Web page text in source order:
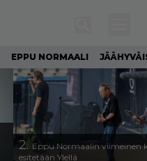
EPPU NORMAALI
2. Eppu Normaalin viimeinen
esitetään Ylellä